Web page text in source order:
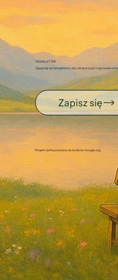
NEWSLETTER
Zapisz się do newslettera, aby otrzymywać najnowsze
Zapisz się
Projekt dofinansowany ze środków Google.org